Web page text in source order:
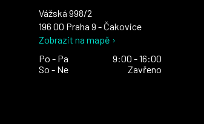
Vážská 998/2
196 00 Praha 9 - Čakovice
Zobrazit na mapě ›
Po - Pa
9:00 - 16:00
So - Ne
Zavřeno